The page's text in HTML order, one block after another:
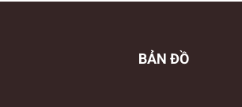
BẢN ĐỒ